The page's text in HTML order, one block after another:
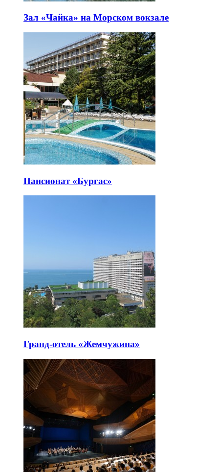
Зал «Чайка» на Морском вокзале
Пансионат «Бургас»
Гранд-отель «Жемчужина»